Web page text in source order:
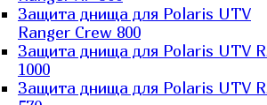
Защита днища для Polaris UTV
Ranger Сrew 800
Защита днища для Polaris UTV
1000
Защита днища для Polaris UTV